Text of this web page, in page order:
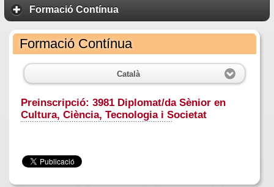
Formació Contínua
Formació Contínua
Català
Preinscripció: 3981 Diplomat/da Sènior en
Cultura, Ciència, Tecnologia i Societat